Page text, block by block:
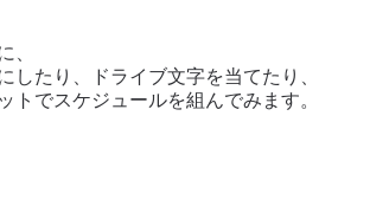
、
したり、ドライブ文字を当てたり、
トでスケジュールを組んでみます。